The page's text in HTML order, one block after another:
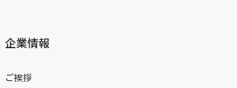
企業情報
ご挨拶